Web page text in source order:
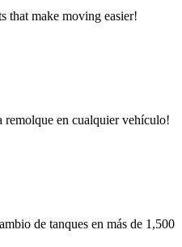
that make moving easier!
remolque en cualquier vehículo!
de tanques en más de 1,500